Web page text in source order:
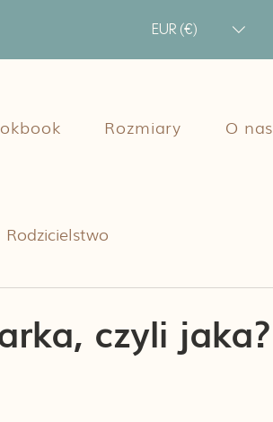
EUR (€)
Rozmiary O nas
Rodzicielstwo
czyli jaka?